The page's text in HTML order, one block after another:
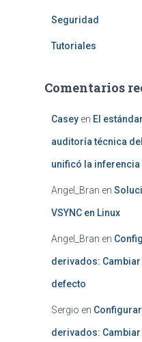
Seguridad
Tutoriales
Comentarios
Casey en El
auditoría técnica
unificó la inferencia
Angel_Bran en
VSYNC en Linux
Angel_Bran en
derivados:
defecto
Sergio en Configurar
derivados: